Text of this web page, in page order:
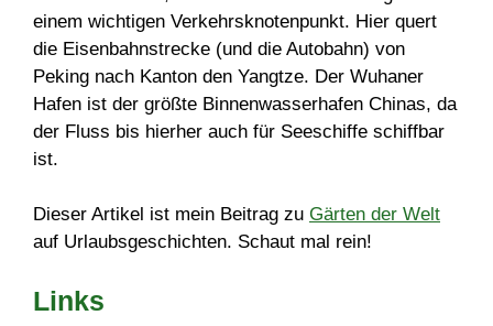
einem wichtigen Verkehrsknotenpunkt. Hier quert
die Eisenbahnstrecke (und die Autobahn) von
Peking nach Kanton den Yangtze. Der Wuhaner
Hafen ist der größte Binnenwasserhafen Chinas, da
der Fluss bis hierher auch für Seeschiffe schiffbar
ist.
Dieser Artikel ist mein Beitrag zu Gärten der Welt
auf Urlaubsgeschichten. Schaut mal rein!
Links